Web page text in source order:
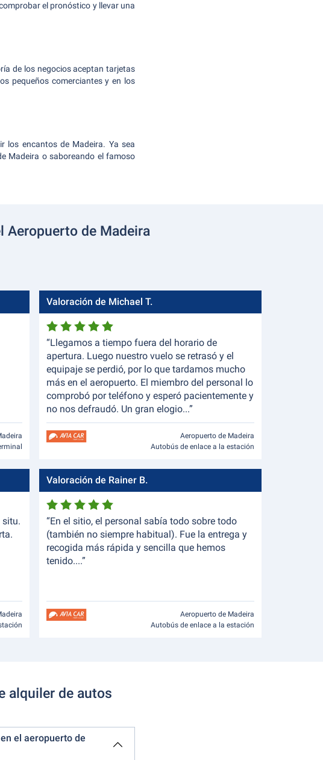
el pronóstico y llevar una
de los negocios aceptan tarjetas
pequeños comerciantes y en los
los encantos de Madeira. Ya sea
Madeira o saboreando el famoso
Aeropuerto de Madeira
Valoración de Michael T.
“Llegamos a tiempo fuera del horario de
apertura. Luego nuestro vuelo se retrasó y el
equipaje se perdió, por lo que tardamos mucho
más en el aeropuerto. El miembro del personal lo
comprobó por teléfono y esperó pacientemente y
no nos defraudó. Un gran elogio...”
Aeropuerto de Madeira
Autobús de enlace a la estación
situ.
Valoración de Rainer B.
“En el sitio, el personal sabía todo sobre todo
(también no siempre habitual). Fue la entrega y
recogida más rápida y sencilla que hemos
tenido....”
Aeropuerto de Madeira
Autobús de enlace a la estación
alquiler de autos
el aeropuerto de